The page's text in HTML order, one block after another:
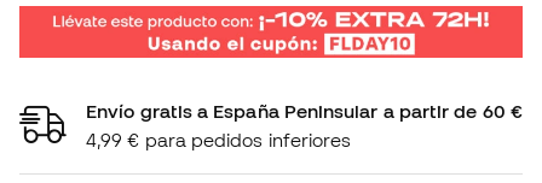
Envío gratis a España Peninsular a partir de 60 €
4,99 € para pedidos inferiores